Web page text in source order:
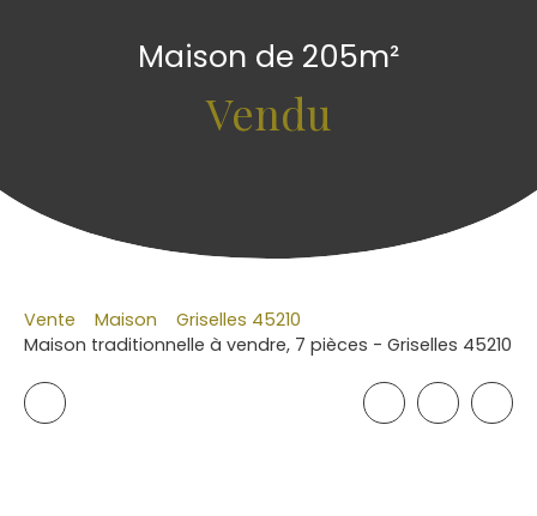
Maison de 205m²
Vendu
Vente Maison
Griselles 45210
Maison traditionnelle à vendre, 7 pièces - Griselles 45210